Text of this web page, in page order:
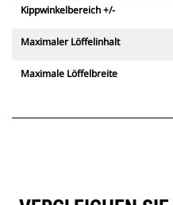
Kippwinkelbereich +/-
Maximaler Löffelinhalt
Maximale Löffelbreite